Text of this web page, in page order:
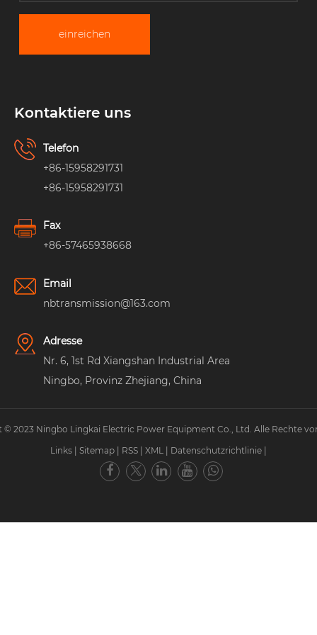
einreichen
Kontaktiere uns
Telefon
+86-15958291731
+86-15958291731
Fax
+86-57465938668
Email
nbtransmission@163.com
Adresse
Nr. 6, 1st Rd Xiangshan Industrial Area
Ningbo, Provinz Zhejiang, China
© 2023 Ningbo Lingkai Electric Power Equipment Co., Ltd. Alle Rechte
Links | Sitemap | RSS | XML | Datenschutzrichtlinie |